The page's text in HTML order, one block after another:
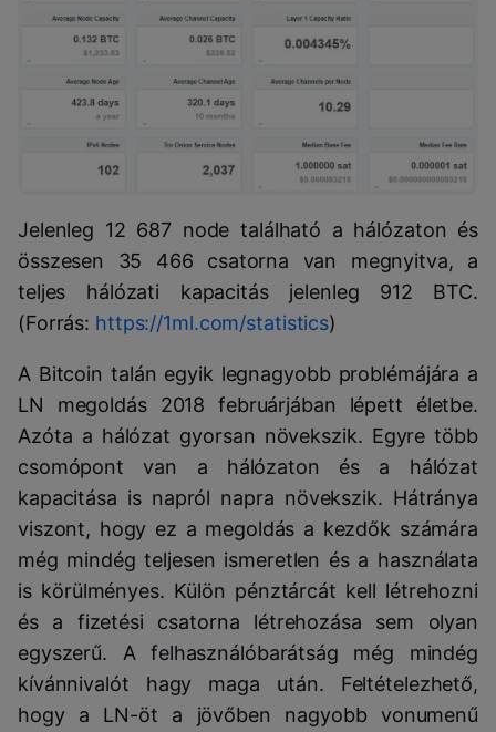
Jelenleg 12 687 node található a hálózaton és
összesen 35 466 csatorna van megnyitva, a
teljes hálózati kapacitás jelenleg 912 BTC.
(Forrás: https://1ml.com/statistics)
A Bitcoin talán egyik legnagyobb problémájára a
LN megoldás 2018 februárjában lépett életbe.
Azóta a hálózat gyorsan növekszik. Egyre több
csomópont van a hálózaton és a hálózat
kapacitása is napról napra növekszik. Hátránya
viszont, hogy ez a megoldás a kezdők számára
még mindég teljesen ismeretlen és a használata
is körülményes. Külön pénztárcát kell létrehozni
és a fizetési csatorna létrehozása sem olyan
egyszerű. A felhasználóbarátság még mindég
kívánnivalót hagy maga után. Feltételezhető,
hogy a LN-öt a jövőben nagyobb vonumenű